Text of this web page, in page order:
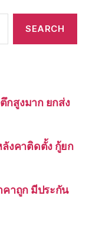
กสูงมาก ยกส่ง
ลังคาติดตั้ง กู้ยก
คาถูก มีประกัน